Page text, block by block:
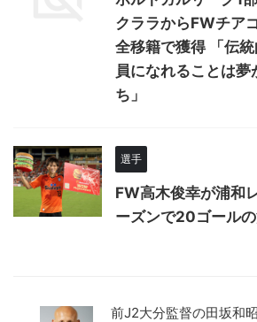
クララからFWチア
全移籍で獲得 「伝
員になれることは夢
ち」
選手
FW高木俊幸が浦和
ーズンで20ゴール
前J2大分監督の田坂和